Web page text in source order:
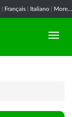
Français Italiano More...